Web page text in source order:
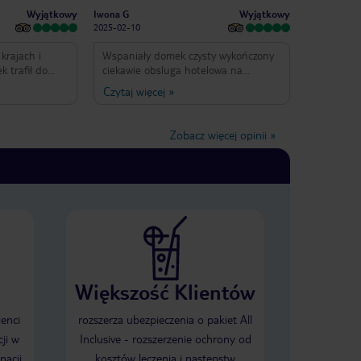
Wyjątkowy
i
trafił do
bardzo
w
są
Każdy z
bar, KK,
poziomie),
dla CHEF
bravo dla
i
Iwona G
2025-02-10
Wyjątkowy
Wspaniały domek czysty wykończony
ciekawie obsluga hotelowa na
wysokim poziomie nasz rezydent
Proowen bardzo serdeczny i pomocny
dobre różnorodne napewno jeszcze
wrócimy z przyjemnością i radością.
Czytaj więcej »
Zobacz więcej opinii »
w
Większość Klientów
rozszerza ubezpieczenia o pakiet All
Inclusive - rozszerzenie ochrony od
kosztów leczenia i następstw